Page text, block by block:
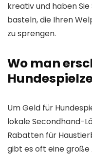
kreativ und haben
basteln, die Ihren
zu sprengen.
Wo man
Um Geld für
lokale Secondhand-
Rabatten für
gibt es oft eine